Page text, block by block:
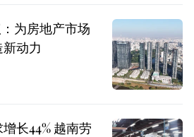
为房地产市场
动力
长44% 越南劳